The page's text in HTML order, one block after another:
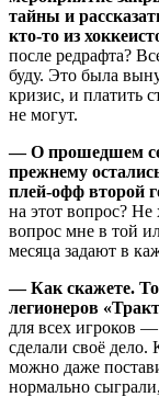
тайны и
кто-то из
после редрафта?
буду. Это была
кризис, и платить
не могут.
— О прошедшем
прежнему
плей-офф второй
на этот вопрос? Не
вопрос мне в той
месяца задают в
— Как скажете.
легионеров
для всех игроков
сделали своё
можно даже
нормально